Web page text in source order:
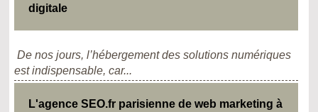
digitale
De nos jours, l’hébergement des solutions numériques
est indispensable, car...
L'agence SEO.fr parisienne de web marketing à